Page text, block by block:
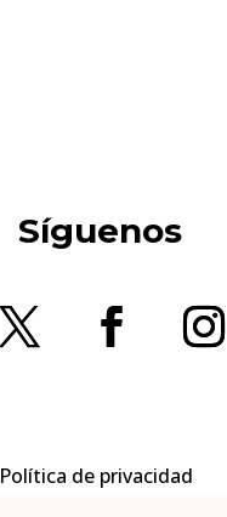
Síguenos
Política de privacidad